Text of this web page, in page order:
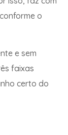
o
e sem
faixas
certo do